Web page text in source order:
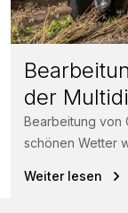
der
Bearbeitung von
schönen Wetter
Weiter lesen